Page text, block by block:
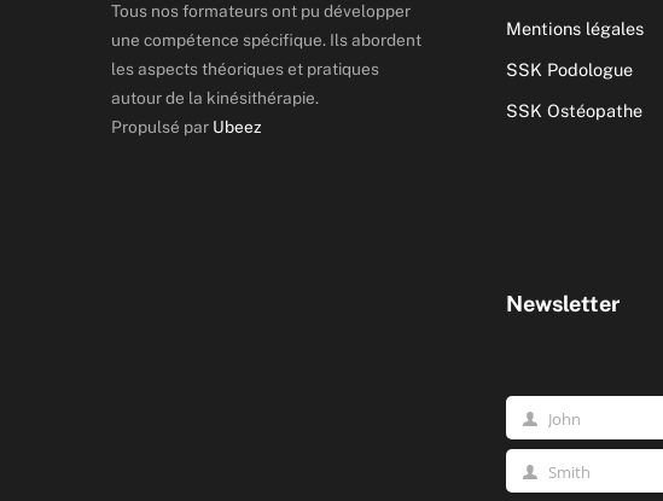
Tous nos formateurs ont pu développer
une compétence spécifique. Ils abordent
les aspects théoriques et pratiques
autour de la kinésithérapie.
Propulsé par Ubeez
Mentions légales
SSK Podologue
SSK Ostéopathe
Newsletter
PrénomJohn
Nom Smith